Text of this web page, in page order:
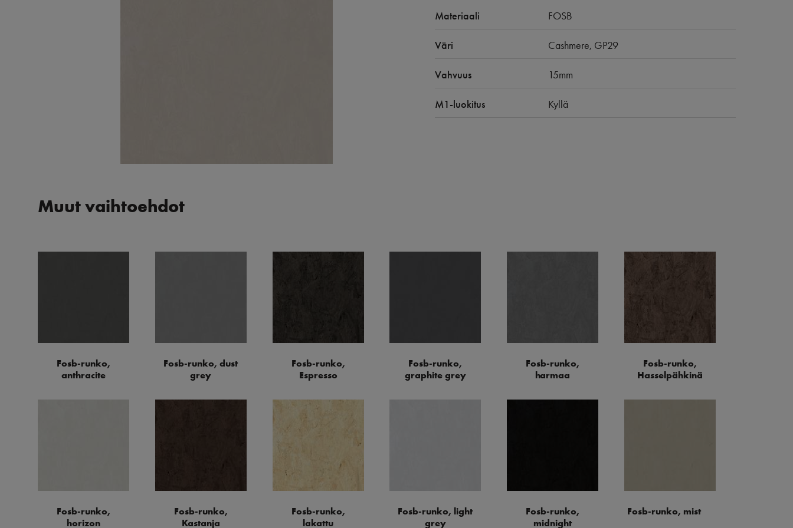
Materiaali FOSB
Väri Cashmere, GP29
Vahvuus 15mm
M1-luokitus Kyllä
Muut vaihtoehdot
Fosb-runko,
anthracite
Fosb-runko, dust
grey
Fosb-runko,
Espresso
Fosb-runko,
graphite grey
Fosb-runko,
harmaa
Fosb-runko,
Hasselpähkinä
Fosb-runko,
horizon
Fosb-runko,
Kastanja
Fosb-runko,
lakattu
Fosb-runko, light
grey
Fosb-runko,
midnight
Fosb-runko, mist